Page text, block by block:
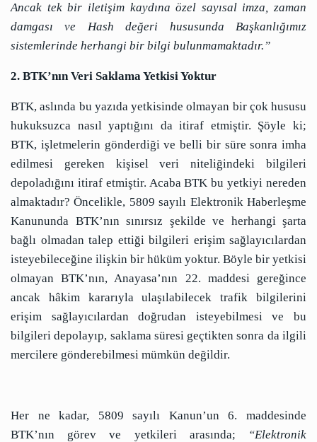
Ancak tek bir iletişim kaydına özel sayısal imza, zaman
damgası ve Hash değeri hususunda Başkanlığımız
sistemlerinde herhangi bir bilgi bulunmamaktadır.”
2. BTK’nın Veri Saklama Yetkisi Yoktur
BTK, aslında bu yazıda yetkisinde olmayan bir çok hususu
hukuksuzca nasıl yaptığını da itiraf etmiştir. Şöyle ki;
BTK, işletmelerin gönderdiği ve belli bir süre sonra imha
edilmesi gereken kişisel veri niteliğindeki bilgileri
depoladığını itiraf etmiştir. Acaba BTK bu yetkiyi nereden
almaktadır? Öncelikle, 5809 sayılı Elektronik Haberleşme
Kanununda BTK’nın sınırsız şekilde ve herhangi şarta
bağlı olmadan talep ettiği bilgileri erişim sağlayıcılardan
isteyebileceğine ilişkin bir hüküm yoktur. Böyle bir yetkisi
olmayan BTK’nın, Anayasa’nın 22. maddesi gereğince
ancak hâkim kararıyla ulaşılabilecek trafik bilgilerini
erişim sağlayıcılardan doğrudan isteyebilmesi ve bu
bilgileri depolayıp, saklama süresi geçtikten sonra da ilgili
mercilere gönderebilmesi mümkün değildir.
Her ne kadar, 5809 sayılı Kanun’un 6. maddesinde
BTK’nın görev ve yetkileri arasında;
“Elektronik